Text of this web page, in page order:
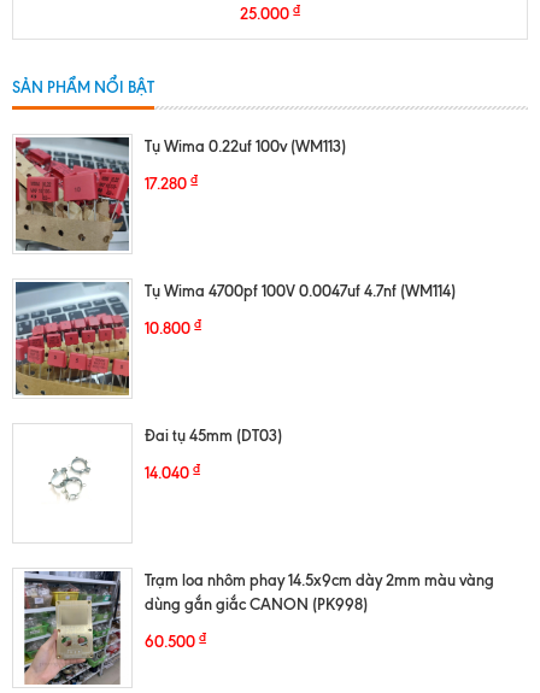
25.000 ₫
SẢN PHẨM NỔI BẬT
Tụ Wima 0.22uf 100v (WM113)
17.280 ₫
Tụ Wima 4700pf 100V 0.0047uf 4.7nf (WM114)
10.800 ₫
Đai tụ 45mm (DT03)
14.040 ₫
Trạm loa nhôm phay 14.5x9cm dày 2mm màu vàng
dùng gắn giắc CANON (PK998)
60.500 ₫